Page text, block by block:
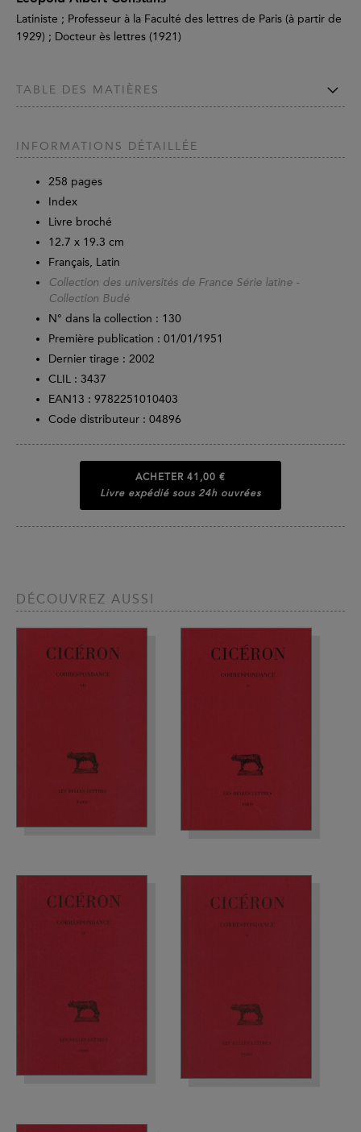
Latiniste ; Professeur à la Faculté des lettres de Paris (à partir de
1929) ; Docteur ès lettres (1921)
TABLE DES MATIÈRES
INFORMATIONS DÉTAILLÉE
258 pages
Index
Livre broché
12.7 x 19.3 cm
Français, Latin
Collection des universités de France Série latine -
Collection Budé
N° dans la collection : 130
Première publication : 01/01/1951
Dernier tirage : 2002
CLIL : 3437
EAN13 : 9782251010403
Code distributeur : 04896
ACHETER 41,00 €
Livre expédié sous 24h ouvrées
DÉCOUVREZ AUSSI